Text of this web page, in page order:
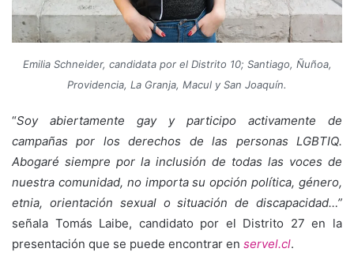
Emilia Schneider, candidata por el Distrito 10; Santiago, Ñuñoa,
Providencia, La Granja, Macul y San Joaquín.
“Soy abiertamente gay y participo activamente de
campañas por los derechos de las personas LGBTIQ.
Abogaré siempre por la inclusión de todas las voces de
nuestra comunidad, no importa su opción política, género,
etnia, orientación sexual o situación de discapacidad…”
señala Tomás Laibe, candidato por el Distrito 27 en la
presentación que se puede encontrar en servel.cl.